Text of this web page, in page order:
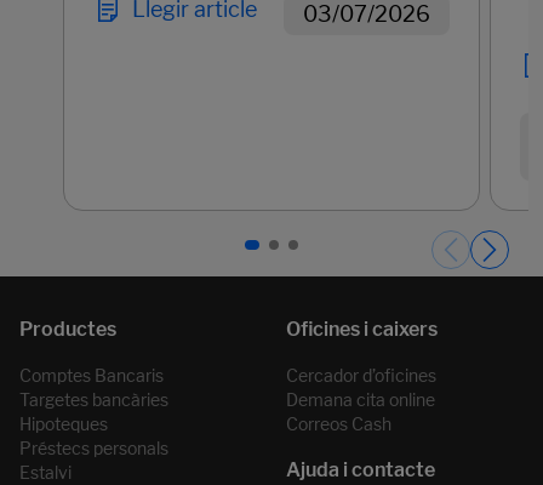
Llegir article 03/07/2026
Comptes Bancaris
Targetes bancàries
Hipoteques
Préstecs personals
Estalvi
Cercador d’oficines
Demana cita online
Correos Cash